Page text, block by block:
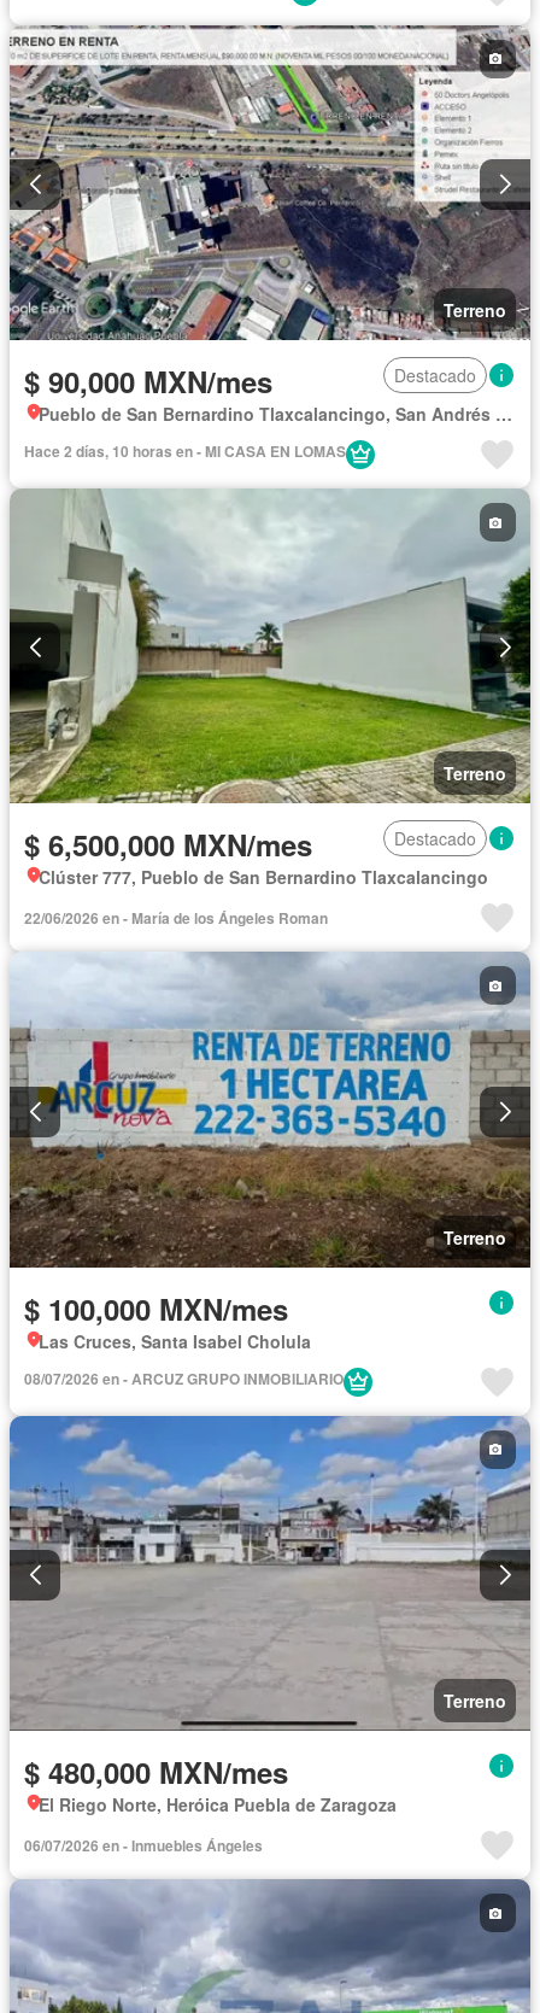
Terreno
$ 90,000 MXN/mes
Destacado
Pueblo de San Bernardino Tlaxcalancingo, San Andrés Cholula
Hace 2 días, 10 horas en - MI CASA EN LOMAS
Terreno
$ 6,500,000 MXN/mes
Destacado
Clúster 777, Pueblo de San Bernardino Tlaxcalancingo
22/06/2026 en - María de los Ángeles Roman
Terreno
$ 100,000 MXN/mes
Las Cruces, Santa Isabel Cholula
08/07/2026 en - ARCUZ GRUPO INMOBILIARIO
Terreno
$ 480,000 MXN/mes
El Riego Norte, Heróica Puebla de Zaragoza
06/07/2026 en - Inmuebles Ángeles